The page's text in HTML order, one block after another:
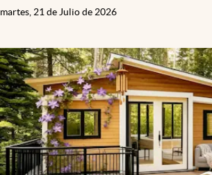
martes, 21 de Julio de 2026